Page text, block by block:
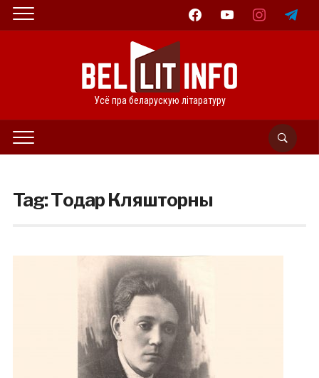
facebookyoutube instagramtelegram
Усё пра беларускую літаратуру
Tag:Тодар Кляшторны